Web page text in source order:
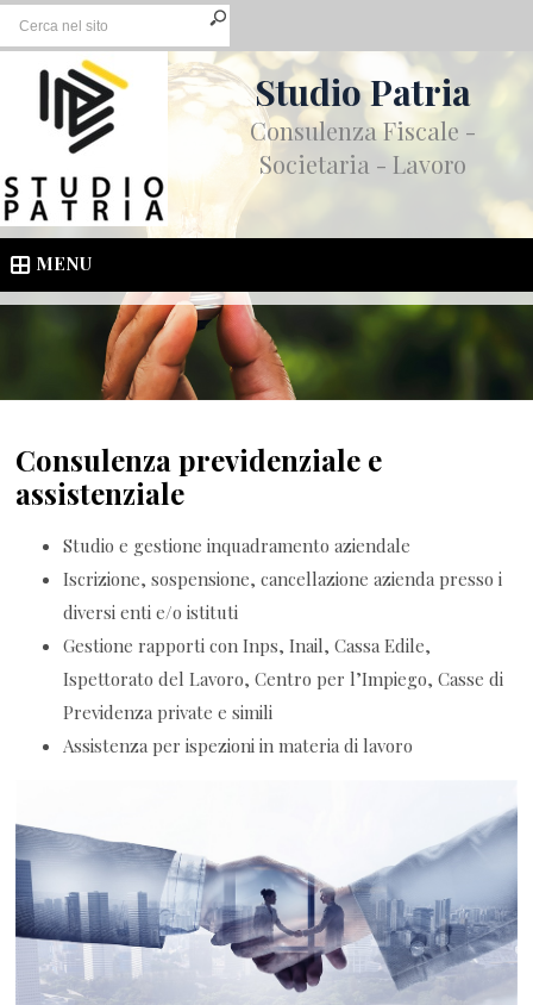
Studio Patria
Consulenza Fiscale -
Societaria - Lavoro
MENU
Consulenza previdenziale e
assistenziale
Studio e gestione inquadramento aziendale
Iscrizione, sospensione, cancellazione azienda presso i
diversi enti e/o istituti
Gestione rapporti con Inps, Inail, Cassa Edile,
Ispettorato del Lavoro, Centro per l’Impiego, Casse di
Previdenza private e simili
Assistenza per ispezioni in materia di lavoro